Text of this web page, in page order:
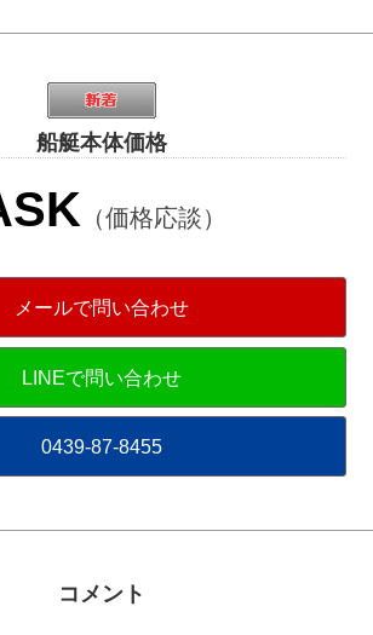
船艇本体価格
（価格応談）
メールで問い合わせ
0439-87-8455
コメント